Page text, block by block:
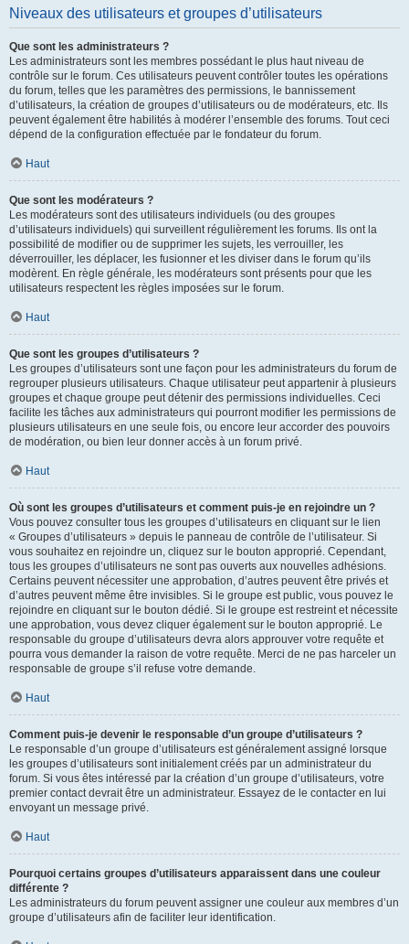
Niveaux des utilisateurs et groupes d’utilisateurs
Que sont les administrateurs ?
Les administrateurs sont les membres possédant le plus haut niveau de
contrôle sur le forum. Ces utilisateurs peuvent contrôler toutes les opérations
du forum, telles que les paramètres des permissions, le bannissement
d’utilisateurs, la création de groupes d’utilisateurs ou de modérateurs, etc. Ils
peuvent également être habilités à modérer l’ensemble des forums. Tout ceci
dépend de la configuration effectuée par le fondateur du forum.
Haut
Que sont les modérateurs ?
Les modérateurs sont des utilisateurs individuels (ou des groupes
d’utilisateurs individuels) qui surveillent régulièrement les forums. Ils ont la
possibilité de modifier ou de supprimer les sujets, les verrouiller, les
déverrouiller, les déplacer, les fusionner et les diviser dans le forum qu’ils
modèrent. En règle générale, les modérateurs sont présents pour que les
utilisateurs respectent les règles imposées sur le forum.
Haut
Que sont les groupes d’utilisateurs ?
Les groupes d’utilisateurs sont une façon pour les administrateurs du forum de
regrouper plusieurs utilisateurs. Chaque utilisateur peut appartenir à plusieurs
groupes et chaque groupe peut détenir des permissions individuelles. Ceci
facilite les tâches aux administrateurs qui pourront modifier les permissions de
plusieurs utilisateurs en une seule fois, ou encore leur accorder des pouvoirs
de modération, ou bien leur donner accès à un forum privé.
Haut
Où sont les groupes d’utilisateurs et comment puis-je en rejoindre un ?
Vous pouvez consulter tous les groupes d’utilisateurs en cliquant sur le lien
« Groupes d’utilisateurs » depuis le panneau de contrôle de l’utilisateur. Si
vous souhaitez en rejoindre un, cliquez sur le bouton approprié. Cependant,
tous les groupes d’utilisateurs ne sont pas ouverts aux nouvelles adhésions.
Certains peuvent nécessiter une approbation, d’autres peuvent être privés et
d’autres peuvent même être invisibles. Si le groupe est public, vous pouvez le
rejoindre en cliquant sur le bouton dédié. Si le groupe est restreint et nécessite
une approbation, vous devez cliquer également sur le bouton approprié. Le
responsable du groupe d’utilisateurs devra alors approuver votre requête et
pourra vous demander la raison de votre requête. Merci de ne pas harceler un
responsable de groupe s’il refuse votre demande.
Haut
Comment puis-je devenir le responsable d’un groupe d’utilisateurs ?
Le responsable d’un groupe d’utilisateurs est généralement assigné lorsque
les groupes d’utilisateurs sont initialement créés par un administrateur du
forum. Si vous êtes intéressé par la création d’un groupe d’utilisateurs, votre
premier contact devrait être un administrateur. Essayez de le contacter en lui
envoyant un message privé.
Haut
Pourquoi certains groupes d’utilisateurs apparaissent dans une couleur
différente ?
Les administrateurs du forum peuvent assigner une couleur aux membres d’un
groupe d’utilisateurs afin de faciliter leur identification.